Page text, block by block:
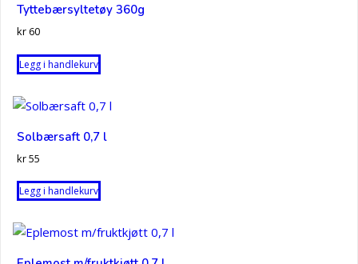
Tyttebærsyltetøy 360g
kr 60
Legg i handlekurv
Solbærsaft 0,7 l
kr55
Legg i handlekurv